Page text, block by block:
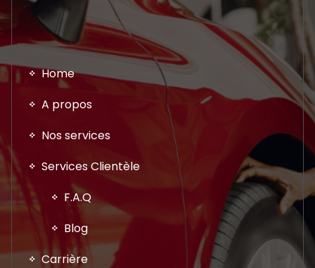
Home
A propos
Nos services
Services Clientèle
F.A.Q
Blog
Carrière